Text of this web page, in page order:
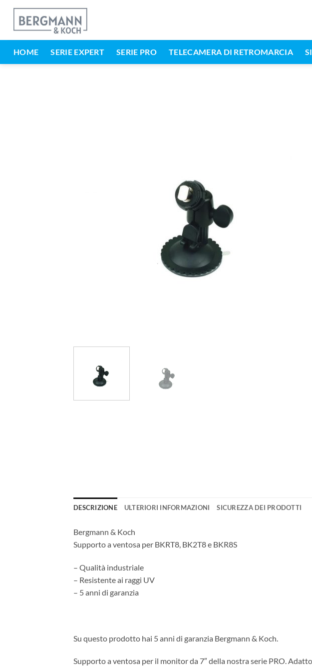
contenuto
HOME SERIE EXPERT SERIE PRO TELECAMERA DI RETROMARCIA
DESCRIZIONE ULTERIORI INFORMAZIONI SICUREZZA DEI PRODOTTI
Bergmann & Koch
Supporto a ventosa per BKRT8, BK2T8 e BKR8S
– Qualità industriale
– Resistente ai raggi UV
– 5 anni di garanzia
Su questo prodotto hai 5 anni di garanzia Bergmann & Koch.
Supporto a ventosa per il monitor da 7″ della nostra serie PRO.